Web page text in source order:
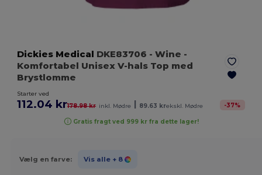
Dickies Medical DKE83706 - Wine -
Komfortabel Unisex V-hals Top med
Brystlomme
Starter ved
112.04 kr178.98 kr inkl. Mødre 89.63 krekskl. Mødre -37%
Gratis fragt ved 999 kr fra dette lager!
Vælg en farve: Vis alle + 8